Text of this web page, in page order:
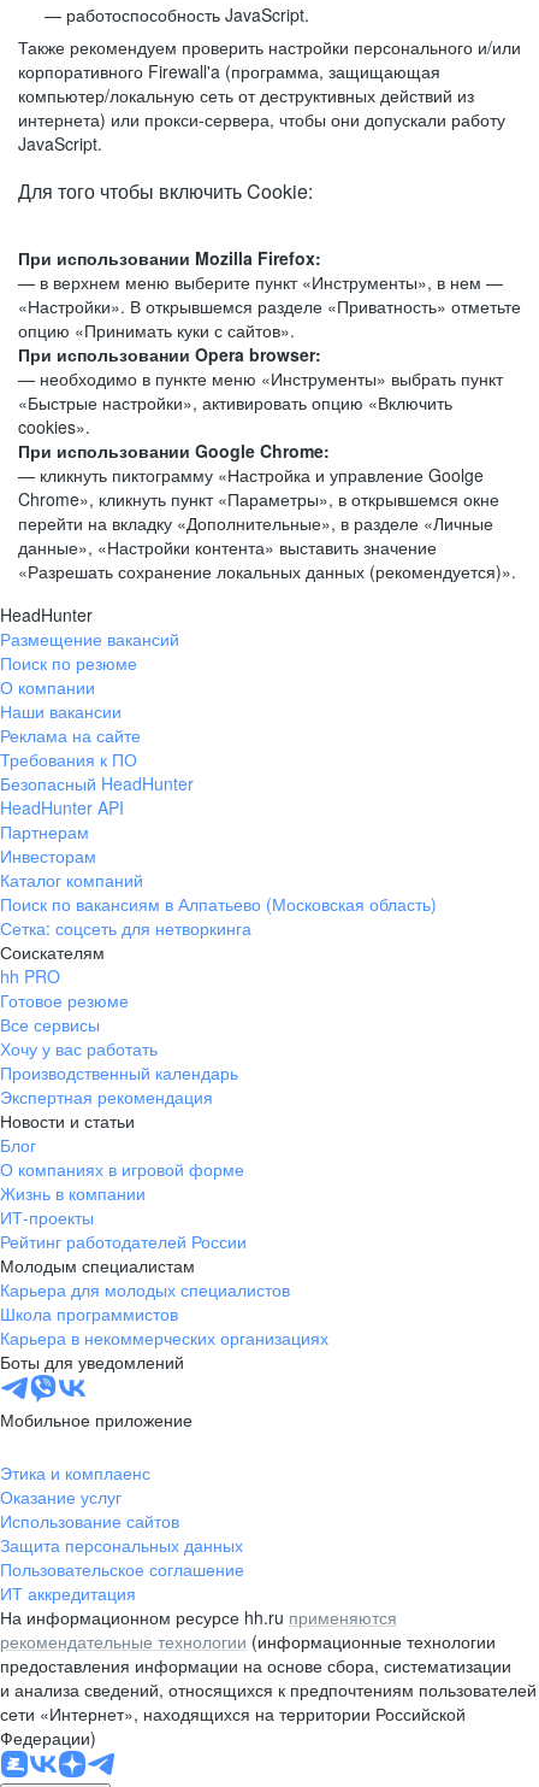
работоспособность JavaScript.
Также рекомендуем проверить настройки персонального и/или
корпоративного Firewall'a (программа, защищающая
компьютер/локальную сеть от деструктивных действий из
интернета) или прокси-сервера, чтобы они допускали работу
JavaScript.
Для того чтобы включить Cookie:
При использовании Mozilla Firefox:
— в верхнем меню выберите пункт «Инструменты», в нем —
«Настройки». В открывшемся разделе «Приватность» отметьте
опцию «Принимать куки с сайтов».
При использовании Opera browser:
— необходимо в пункте меню «Инструменты» выбрать пункт
«Быстрые настройки», активировать опцию «Включить
cookies».
При использовании Google Chrome:
— кликнуть пиктограмму «Настройка и управление Goolge
Chrome», кликнуть пункт «Параметры», в открывшемся окне
перейти на вкладку «Дополнительные», в разделе «Личные
данные», «Настройки контента» выставить значение
«Разрешать сохранение локальных данных (рекомендуется)».
HeadHunter
Размещение вакансий
Поиск по резюме
О компании
Наши вакансии
Реклама на сайте
Требования к ПО
Безопасный HeadHunter
HeadHunter API
Партнерам
Инвесторам
Каталог компаний
Поиск по вакансиям в Алпатьево (Московская область)
Сетка: соцсеть для нетворкинга
Соискателям
hh PRO
Готовое резюме
Все сервисы
Хочу у вас работать
Производственный календарь
Экспертная рекомендация
Новости и статьи
Блог
О компаниях в игровой форме
Жизнь в компании
ИТ-проекты
Рейтинг работодателей России
Молодым специалистам
Карьера для молодых специалистов
Школа программистов
Карьера в некоммерческих организациях
Боты для уведомлений
Мобильное приложение
Этика и комплаенс
Оказание услуг
Использование сайтов
Защита персональных данных
Пользовательское соглашение
ИТ аккредитация
На информационном ресурсе hh.ru применяются
рекомендательные технологии (информационные технологии
предоставления информации на основе сбора, систематизации
и анализа сведений, относящихся к предпочтениям пользователей
сети «Интернет», находящихся на территории Российской
Федерации)